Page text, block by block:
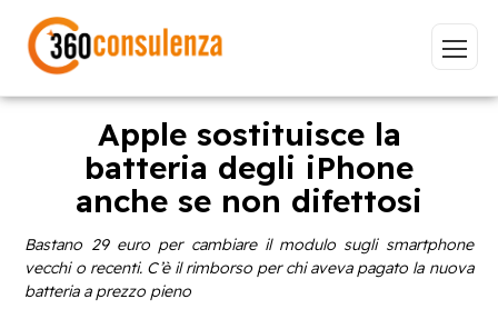
Vai
Apple sostituisce la
batteria degli iPhone
anche se non difettosi
Bastano 29 euro per cambiare il modulo sugli smartphone
vecchi o recenti. C’è il rimborso per chi aveva pagato la nuova
batteria a prezzo pieno